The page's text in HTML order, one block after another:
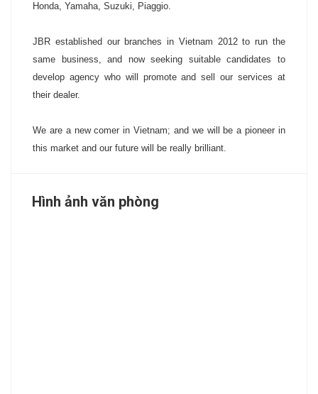
Honda, Yamaha, Suzuki, Piaggio.
JBR established our branches in Vietnam 2012 to run the
same business, and now seeking suitable candidates to
develop agency who will promote and sell our services at
their dealer.
We are a new comer in Vietnam; and we will be a pioneer in
this market and our future will be really brilliant.
Hình ảnh văn phòng